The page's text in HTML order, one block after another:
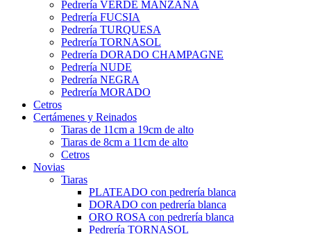
Pedrería VERDE MANZANA
Pedrería FUCSIA
Pedrería TURQUESA
Pedrería TORNASOL
Pedrería DORADO CHAMPAGNE
Pedrería NUDE
Pedrería NEGRA
Pedrería MORADO
Cetros
Certámenes y Reinados
Tiaras de 11cm a 19cm de alto
Tiaras de 8cm a 11cm de alto
Cetros
Novias
Tiaras
PLATEADO con pedrería blanca
DORADO con pedrería blanca
ORO ROSA con pedrería blanca
Pedrería TORNASOL